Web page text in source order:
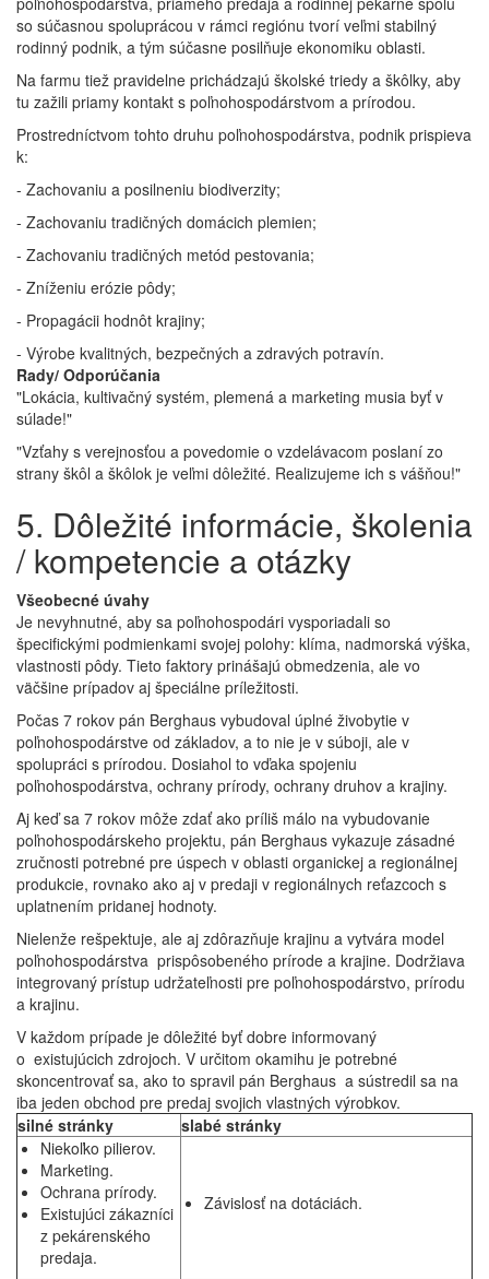
so súčasnou spoluprácou v rámci regiónu tvorí veľmi stabilný
rodinný podnik, a tým súčasne posilňuje ekonomiku oblasti.
Na farmu tiež pravidelne prichádzajú školské triedy a škôlky, aby
tu zažili priamy kontakt s poľnohospodárstvom a prírodou.
Prostredníctvom tohto druhu poľnohospodárstva, podnik prispieva
k:
- Zachovaniu a posilneniu biodiverzity;
- Zachovaniu tradičných domácich plemien;
- Zachovaniu tradičných metód pestovania;
- Zníženiu erózie pôdy;
- Propagácii hodnôt krajiny;
- Výrobe kvalitných, bezpečných a zdravých potravín.
Rady/ Odporúčania
"Lokácia, kultivačný systém, plemená a marketing musia byť v
súlade!"
"Vzťahy s verejnosťou a povedomie o vzdelávacom poslaní zo
strany škôl a škôlok je veľmi dôležité. Realizujeme ich s vášňou!"
5. Dôležité informácie, školenia
/ kompetencie a otázky
Všeobecné úvahy
Je nevyhnutné, aby sa poľnohospodári vysporiadali so
špecifickými podmienkami svojej polohy: klíma, nadmorská výška,
vlastnosti pôdy. Tieto faktory prinášajú obmedzenia, ale vo
väčšine prípadov aj špeciálne príležitosti.
Počas 7 rokov pán Berghaus vybudoval úplné živobytie v
poľnohospodárstve od základov, a to nie je v súboji, ale v
spolupráci s prírodou. Dosiahol to vďaka spojeniu
poľnohospodárstva, ochrany prírody, ochrany druhov a krajiny.
Aj keď sa 7 rokov môže zdať ako príliš málo na vybudovanie
poľnohospodárskeho projektu, pán Berghaus vykazuje zásadné
zručnosti potrebné pre úspech v oblasti organickej a regionálnej
produkcie, rovnako ako aj v predaji v regionálnych reťazcoch s
uplatnením pridanej hodnoty.
Nielenže rešpektuje, ale aj zdôrazňuje krajinu a vytvára model
poľnohospodárstva prispôsobeného prírode a krajine. Dodržiava
integrovaný prístup udržateľnosti pre poľnohospodárstvo, prírodu
a krajinu.
V každom prípade je dôležité byť dobre informovaný
o existujúcich zdrojoch. V určitom okamihu je potrebné
skoncentrovať sa, ako to spravil pán Berghaus a sústredil sa na
iba jeden obchod pre predaj svojich vlastných výrobkov.
silné stránky
slabé stránky
Niekoľko pilierov.
Marketing.
Ochrana prírody.
Existujúci zákazníci
z pekárenského
predaja.
Závislosť na dotáciách.